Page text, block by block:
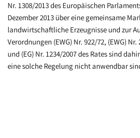
Nr. 1308/2013 des Europäischen
Dezember 2013 über eine gemeinsame
landwirtschaftliche Erzeugnisse und zur
Verordnungen (EWG) Nr. 922/72, (EWG) Nr.
und (EG) Nr. 1234/2007 des Rates sind
eine solche Regelung nicht anwendbar